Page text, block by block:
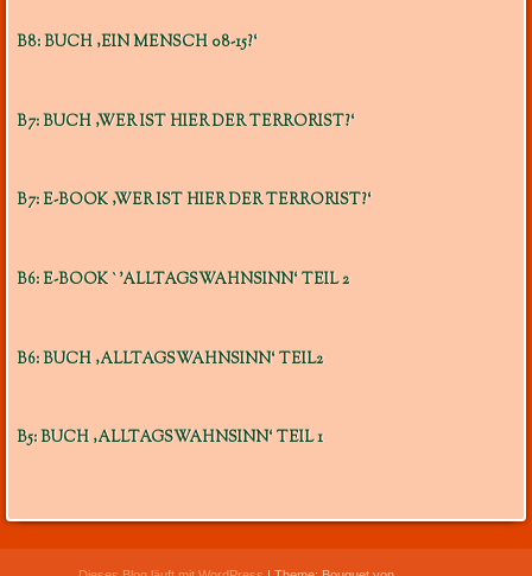
B8: BUCH ‚EIN MENSCH 08-15?‘
B7: BUCH ‚WER IST HIER DER TERRORIST?‘
B7: E-BOOK ‚WER IST HIER DER TERRORIST?‘
B6: E-BOOK `’ALLTAGSWAHNSINN‘ TEIL 2
B6: BUCH ‚ALLTAGSWAHNSINN‘ TEIL2
B5: BUCH ‚ALLTAGSWAHNSINN‘ TEIL 1